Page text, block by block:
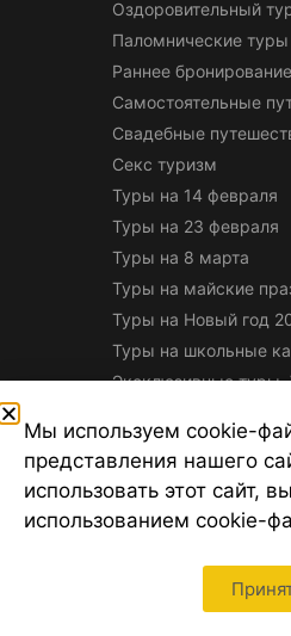
Оздоровительный
Паломнические туры
Раннее
Самостоятельные
Свадебные
Секс туризм
Туры на 14 февраля
Туры на 23 февраля
Туры на 8 марта
Туры на майские
Туры на Новый год
Туры на школьные
Эксклюзивные туры,
Туроператоры Санкт-
Турфирмы Санкт-
Турагентства Санкт-
Туристические
Туристические сайты
Авиакомпании России
Мы используем cookie-
представления нашего
использовать этот сайт,
использованием cookie-